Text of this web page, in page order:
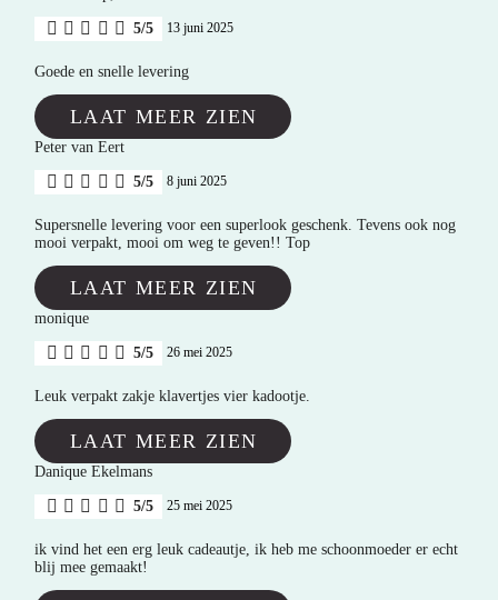
5/5 13 juni 2025
Goede en snelle levering
LAAT MEER ZIEN
Peter van Eert
5/5 8 juni 2025
Supersnelle levering voor een superlook geschenk. Tevens ook nog
mooi verpakt, mooi om weg te geven!! Top
LAAT MEER ZIEN
monique
5/5 26 mei 2025
Leuk verpakt zakje klavertjes vier kadootje.
LAAT MEER ZIEN
Danique Ekelmans
5/5 25 mei 2025
ik vind het een erg leuk cadeautje, ik heb me schoonmoeder er echt
blij mee gemaakt!